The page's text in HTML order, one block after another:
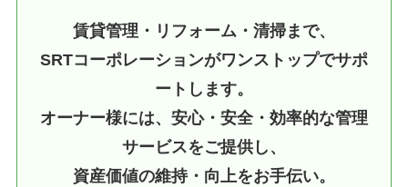
賃貸管理・リフォーム・清掃まで、
SRTコーポレーションがワンストップでサポ
ートします。
オーナー様には、安心・安全・効率的な管理
サービスをご提供し、
資産価値の維持・向上をお手伝い。